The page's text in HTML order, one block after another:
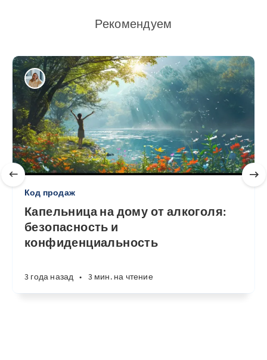
Рекомендуем
Код продаж
Капельница на дому от алкоголя:
безопасность и
конфиденциальность
3 года назад • 3 мин. на чтение